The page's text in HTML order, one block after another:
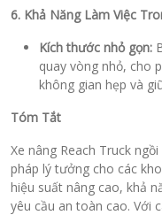
6. Khả Năng Làm Việc
Kích thước nhỏ gọn:
quay vòng nhỏ, cho
không gian hẹp và
Tóm Tắt
Xe nâng Reach Truck
pháp lý tưởng cho các
hiệu suất nâng cao, khả
yêu cầu an toàn cao. Với